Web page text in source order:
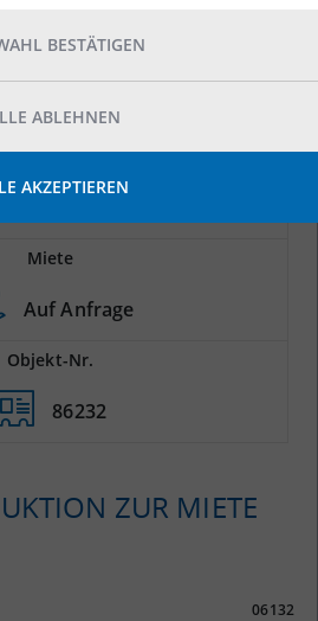
Lagerfläche
Miete
Auf Anfrage
Objekt-Nr.
86232
ZUR MIETE
06132
BESTÄTIGEN
ABLEHNEN
AKZEPTIEREN